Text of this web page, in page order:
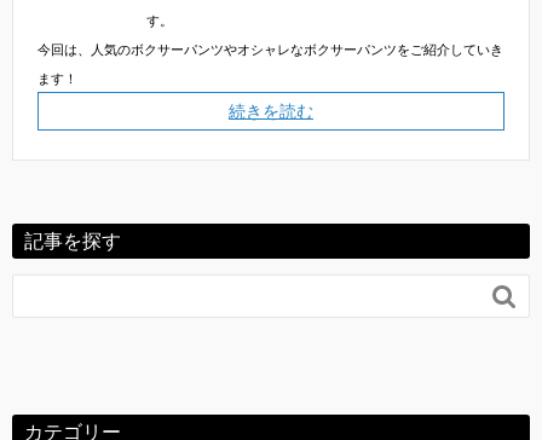
す。
今回は、人気のボクサーパンツやオシャレなボクサーパンツをご紹介していき
ます！
続きを読む
記事を探す

カテゴリー